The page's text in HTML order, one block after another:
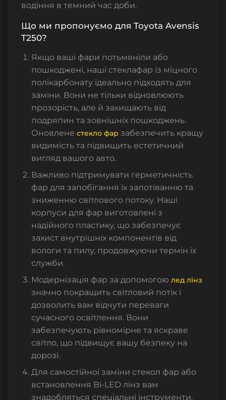
водіння в темний час доби.
Що ми пропонуємо для Toyota Avensis
T250?
Якщо ваші фари потьмяніли або
пошкоджені, наші стеклафар із міцного
полікарбонату ідеально підходять для
заміни. Вони не тільки відновлюють
прозорість, але й захищають від
подряпин та зовнішніх пошкоджень.
Оновлене стекло фар забезпечить кращу
видимість та підвищить естетичний
вигляд вашого авто.
Важливо підтримувати герметичність
фар для запобігання їх запотіванню та
зниженню світлового потоку. Наші
корпуси для фар виготовлені з
надійного пластику, що забезпечує
захист внутрішніх компонентів від
вологи та пилу, продовжуючи термін їх
служби.
Модернізація фар за допомогою лед лінз
значно покращить світловий потік і
дозволить вам відчути переваги
сучасного освітлення. Вони
забезпечують рівномірне та яскраве
світло, що підвищує вашу безпеку на
дорозі.
Для самостійної заміни стекол фар або
встановлення Bi-LED лінз вам
знадобляться спеціальні інструменти.